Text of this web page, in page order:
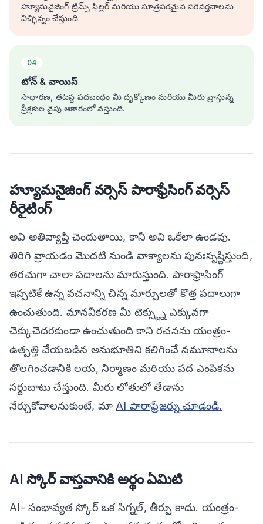
హ్యూమనైజింగ్ ట్రిమ్స్ ఫిల్లర్ మరియు సూత్రపరమైన పరివర్తనాలను
విచ్ఛిన్నం చేస్తుంది.
04
టోన్ & వాయిస్
సాధారణ, తటస్థ పదబంధం మీ దృక్కోణం మరియు మీరు వ్రాస్తున్న
ప్రేక్షకుల వైపు ఆకారంలో వస్తుంది.
హ్యూమనైజింగ్ వర్సెస్ పారాఫ్రేసింగ్ వర్సెస్
రీరైటింగ్
అవి అతివ్యాప్తి చెందుతాయి, కానీ అవి ఒకేలా ఉండవు.
తిరిగి వ్రాయడం మొదటి నుండి వాక్యాలను పునఃసృష్టిస్తుంది,
తరచుగా చాలా పదాలను మారుస్తుంది. పారాఫ్రాసింగ్
ఇప్పటికే ఉన్న వచనాన్ని చిన్న మార్పులతో కొత్త పదాలుగా
ఉంచుతుంది. మానవీకరణ మీ టెక్స్ట్ను ఎక్కువగా
చెక్కుచెదరకుండా ఉంచుతుంది కాని రచనను యంత్రం-
ఉత్పత్తి చేయబడిన అనుభూతిని కలిగించే నమూనాలను
తొలగించడానికి లయ, నిర్మాణం మరియు పద ఎంపికను
సర్దుబాటు చేస్తుంది. మీరు లోతులో తేడాను
నేర్చుకోవాలనుకుంటే, మా AI పారాఫ్రేజర్ను చూడండి.
AI స్కోర్ వాస్తవానికి అర్థం ఏమిటి
AI- సంభావ్యత స్కోర్ ఒక సిగ్నల్, తీర్పు కాదు. యంత్రం-